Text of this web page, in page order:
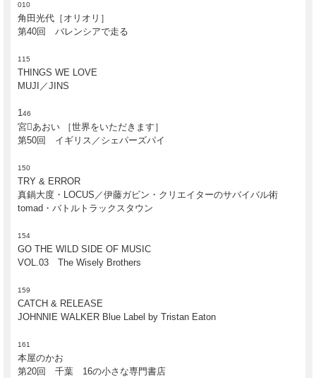
010
角田光代［オリオリ］
第40回 バレンシアで走る
115
THINGS WE LOVE
MUJI／JINS
146
宮あおい ［世界をいただきます］
第50回 イギリス／シェパーズパイ
150
TRY & ERROR
真鍋大度・LOCUS／伊藤ガビン・クリエイターのサバイバル術
tomad・バトルトラックスタウン
154
GO THE WILD SIDE OF MUSIC
VOL.03 The Wisely Brothers
159
CATCH & RELEASE
JOHNNIE WALKER Blue Label by Tristan Eaton
161
本屋のかお
第20回 千葉 16の小さな専門書店